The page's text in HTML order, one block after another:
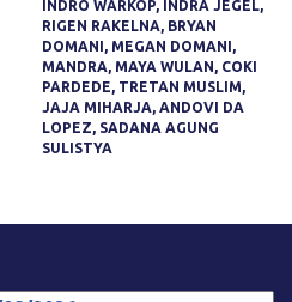
INDRO WARKOP, INDRA JEGEL,
RIGEN RAKELNA, BRYAN
DOMANI, MEGAN DOMANI,
MANDRA, MAYA WULAN, COKI
PARDEDE, TRETAN MUSLIM,
JAJA MIHARJA, ANDOVI DA
LOPEZ, SADANA AGUNG
SULISTYA